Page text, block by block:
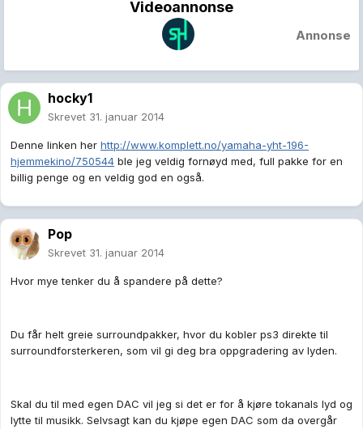
Videoannonse
Annonse
hocky1
Skrevet 31. januar 2014
Denne linken her http://www.komplett.no/yamaha-yht-196-
hjemmekino/750544 ble jeg veldig fornøyd med, full pakke for en
billig penge og en veldig god en også.
Pop
Skrevet 31. januar 2014
Hvor mye tenker du å spandere på dette?
Du får helt greie surroundpakker, hvor du kobler ps3 direkte til
surroundforsterkeren, som vil gi deg bra oppgradering av lyden.
Skal du til med egen DAC vil jeg si det er for å kjøre tokanals lyd og
lytte til musikk. Selvsagt kan du kjøpe egen DAC som da overgår